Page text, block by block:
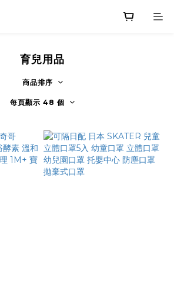
育兒用品
商品排序
每頁顯示 48 個